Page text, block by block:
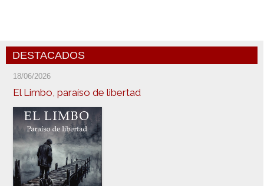
DESTACADOS
18/06/2026
El Limbo, paraíso de libertad